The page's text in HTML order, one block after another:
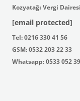
Kozyatağı Vergi
[email protected]
Tel: 0216 330 41 56
GSM: 0532 203 22 33
Whatsapp: 0533 052